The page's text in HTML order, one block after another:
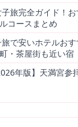
子旅完全ガイド！
コースまとめ
旅で安いホテルお
・茶屋街も近い宿
年版】天満宮参